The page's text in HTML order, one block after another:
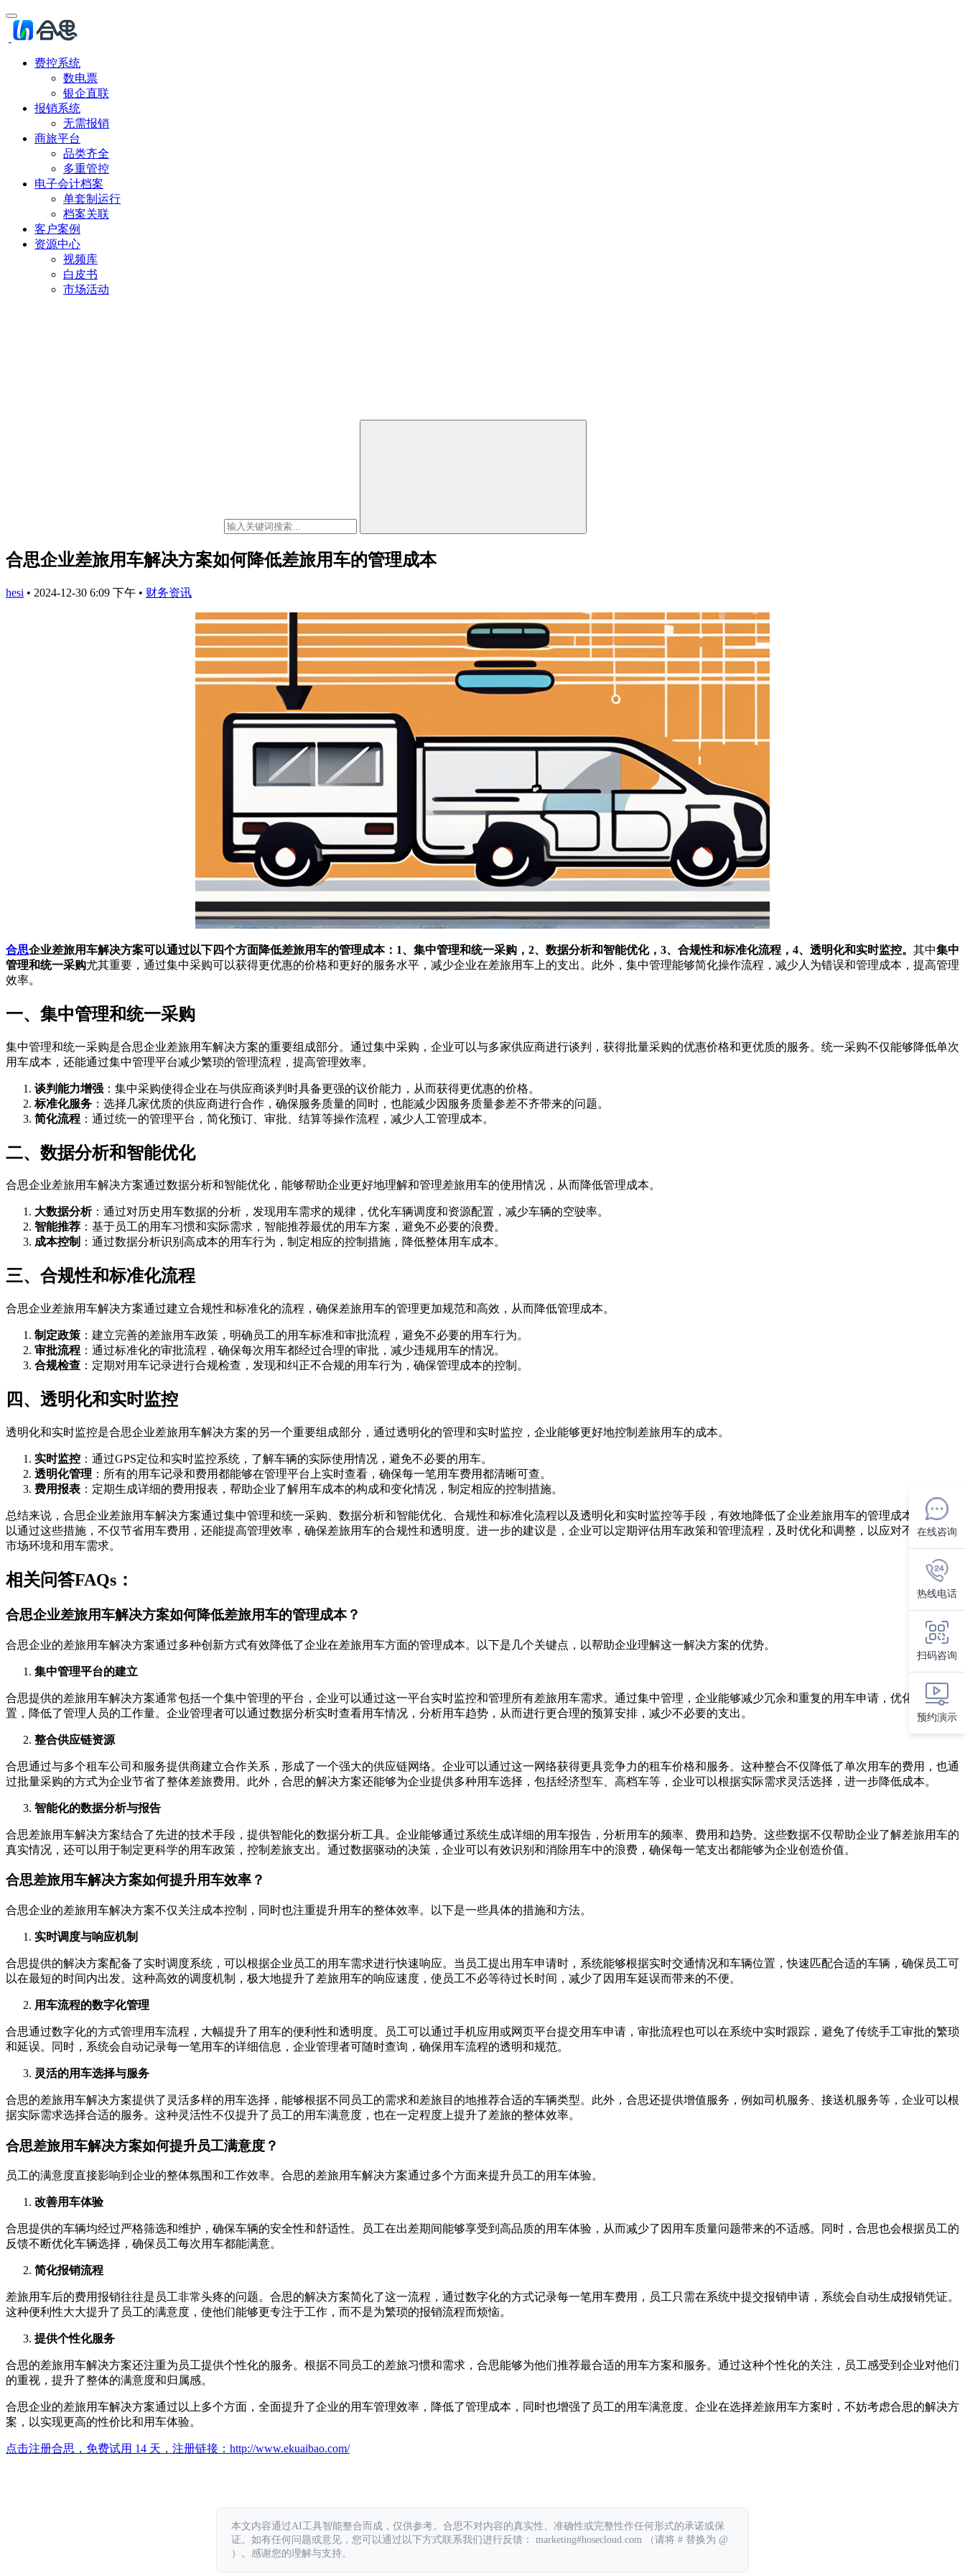
费控系统
数电票
银企直联
报销系统
无需报销
商旅平台
品类齐全
多重管控
电子会计档案
单套制运行
档案关联
客户案例
资源中心
视频库
白皮书
市场活动
合思企业差旅用车解决方案如何降低差旅用车的管理成本
hesi • 2024-12-30 6:09 下午 • 财务资讯
合思企业差旅用车解决方案可以通过以下四个方面降低差旅用车的管理成本：1、集中管理和统一采购，2、数据分析和智能优化，3、合规性和标准化流程，4、透明化和实时监控。 其中集中
管理和统一采购尤其重要，通过集中采购可以获得更优惠的价格和更好的服务水平，减少企业在差旅用车上的支出。此外，集中管理能够简化操作流程，减少人为错误和管理成本，提高管理
效率。
一、集中管理和统一采购
集中管理和统一采购是合思企业差旅用车解决方案的重要组成部分。通过集中采购，企业可以与多家供应商进行谈判，获得批量采购的优惠价格和更优质的服务。统一采购不仅能够降低单次
用车成本，还能通过集中管理平台减少繁琐的管理流程，提高管理效率。
谈判能力增强 ：集中采购使得企业在与供应商谈判时具备更强的议价能力，从而获得更优惠的价格。
标准化服务 ：选择几家优质的供应商进行合作，确保服务质量的同时，也能减少因服务质量参差不齐带来的问题。
简化流程 ：通过统一的管理平台，简化预订、审批、结算等操作流程，减少人工管理成本。
二、数据分析和智能优化
合思企业差旅用车解决方案通过数据分析和智能优化，能够帮助企业更好地理解和管理差旅用车的使用情况，从而降低管理成本。
大数据分析：通过对历史用车数据的分析，发现用车需求的规律，优化车辆调度和资源配置，减少车辆的空驶率。
智能推荐 ：基于员工的用车习惯和实际需求，智能推荐最优的用车方案，避免不必要的浪费。
成本控制 ：通过数据分析识别高成本的用车行为，制定相应的控制措施，降低整体用车成本。
三、合规性和标准化流程
合思企业差旅用车解决方案通过建立合规性和标准化的流程，确保差旅用车的管理更加规范和高效，从而降低管理成本。
制定政策 ：建立完善的差旅用车政策，明确员工的用车标准和审批流程，避免不必要的用车行为。
审批流程 ：通过标准化的审批流程，确保每次用车都经过合理的审批，减少违规用车的情况。
合规检查 ：定期对用车记录进行合规检查，发现和纠正不合规的用车行为，确保管理成本的控制。
四、透明化和实时监控
透明化和实时监控是合思企业差旅用车解决方案的另一个重要组成部分，通过透明化的管理和实时监控，企业能够更好地控制差旅用车的成本。
实时监控 ：通过GPS定位和实时监控系统，了解车辆的实际使用情况，避免不必要的用车。
透明化管理 ：所有的用车记录和费用都能够在管理平台上实时查看，确保每一笔用车费用都清晰可查。
费用报表 ：定期生成详细的费用报表，帮助企业了解用车成本的构成和变化情况，制定相应的控制措施。
总结来说，合思企业差旅用车解决方案通过集中管理和统一采购、数据分析和智能优化、合规性和标准化流程以及透明化和实时监控等手段，有效地降低了企业差旅用车的管理成本。企业可
以通过这些措施，不仅节省用车费用，还能提高管理效率，确保差旅用车的合规性和透明度。进一步的建议是，企业可以定期评估用车政策和管理流程，及时优化和调整，以应对不断变化的
市场环境和用车需求。
相关问答FAQs：
合思企业差旅用车解决方案如何降低差旅用车的管理成本？
合思企业的差旅用车解决方案通过多种创新方式有效降低了企业在差旅用车方面的管理成本。以下是几个关键点，以帮助企业理解这一解决方案的优势。
集中管理平台的建立
合思提供的差旅用车解决方案通常包括一个集中管理的平台，企业可以通过这一平台实时监控和管理所有差旅用车需求。通过集中管理，企业能够减少冗余和重复的用车申请，优化车辆配
置，降低了管理人员的工作量。企业管理者可以通过数据分析实时查看用车情况，分析用车趋势，从而进行更合理的预算安排，减少不必要的支出。
整合供应链资源
合思通过与多个租车公司和服务提供商建立合作关系，形成了一个强大的供应链网络。企业可以通过这一网络获得更具竞争力的租车价格和服务。这种整合不仅降低了单次用车的费用，也通
过批量采购的方式为企业节省了整体差旅费用。此外，合思的解决方案还能够为企业提供多种用车选择，包括经济型车、高档车等，企业可以根据实际需求灵活选择，进一步降低成本。
智能化的数据分析与报告
合思差旅用车解决方案结合了先进的技术手段，提供智能化的数据分析工具。企业能够通过系统生成详细的用车报告，分析用车的频率、费用和趋势。这些数据不仅帮助企业了解差旅用车的
真实情况，还可以用于制定更科学的用车政策，控制差旅支出。通过数据驱动的决策，企业可以有效识别和消除用车中的浪费，确保每一笔支出都能够为企业创造价值。
合思差旅用车解决方案如何提升用车效率？
合思企业的差旅用车解决方案不仅关注成本控制，同时也注重提升用车的整体效率。以下是一些具体的措施和方法。
实时调度与响应机制
合思提供的解决方案配备了实时调度系统，可以根据企业员工的用车需求进行快速响应。当员工提出用车申请时，系统能够根据实时交通情况和车辆位置，快速匹配合适的车辆，确保员工可
以在最短的时间内出发。这种高效的调度机制，极大地提升了差旅用车的响应速度，使员工不必等待过长时间，减少了因用车延误而带来的不便。
用车流程的数字化管理
合思通过数字化的方式管理用车流程，大幅提升了用车的便利性和透明度。员工可以通过手机应用或网页平台提交用车申请，审批流程也可以在系统中实时跟踪，避免了传统手工审批的繁琐
和延误。同时，系统会自动记录每一笔用车的详细信息，企业管理者可随时查询，确保用车流程的透明和规范。
灵活的用车选择与服务
合思的差旅用车解决方案提供了灵活多样的用车选择，能够根据不同员工的需求和差旅目的地推荐合适的车辆类型。此外，合思还提供增值服务，例如司机服务、接送机服务等，企业可以根
据实际需求选择合适的服务。这种灵活性不仅提升了员工的用车满意度，也在一定程度上提升了差旅的整体效率。
合思差旅用车解决方案如何提升员工满意度？
员工的满意度直接影响到企业的整体氛围和工作效率。合思的差旅用车解决方案通过多个方面来提升员工的用车体验。
改善用车体验
合思提供的车辆均经过严格筛选和维护，确保车辆的安全性和舒适性。员工在出差期间能够享受到高品质的用车体验，从而减少了因用车质量问题带来的不适感。同时，合思也会根据员工的
反馈不断优化车辆选择，确保员工每次用车都能满意。
简化报销流程
差旅用车后的费用报销往往是员工非常头疼的问题。合思的解决方案简化了这一流程，通过数字化的方式记录每一笔用车费用，员工只需在系统中提交报销申请，系统会自动生成报销凭证。
这种便利性大大提升了员工的满意度，使他们能够更专注于工作，而不是为繁琐的报销流程而烦恼。
提供个性化服务
合思的差旅用车解决方案还注重为员工提供个性化的服务。根据不同员工的差旅习惯和需求，合思能够为他们推荐最合适的用车方案和服务。通过这种个性化的关注，员工感受到企业对他们
的重视，提升了整体的满意度和归属感。
合思企业的差旅用车解决方案通过以上多个方面，全面提升了企业的用车管理效率，降低了管理成本，同时也增强了员工的用车满意度。企业在选择差旅用车方案时，不妨考虑合思的解决方
案，以实现更高的性价比和用车体验。
点击注册合思，免费试用 14 天，注册链接： http://www.ekuaibao.com/
本文内容通过AI工具智能整合而成，仅供参考。合思不对内容的真实性、准确性或完整性作任何形式的承诺或保
证。如有任何问题或意见，您可以通过以下方式联系我们进行反馈： marketing#hosecloud.com （请将 # 替换为 @
）。感谢您的理解与支持。
在线咨询
热线电话
扫码咨询
预约演示